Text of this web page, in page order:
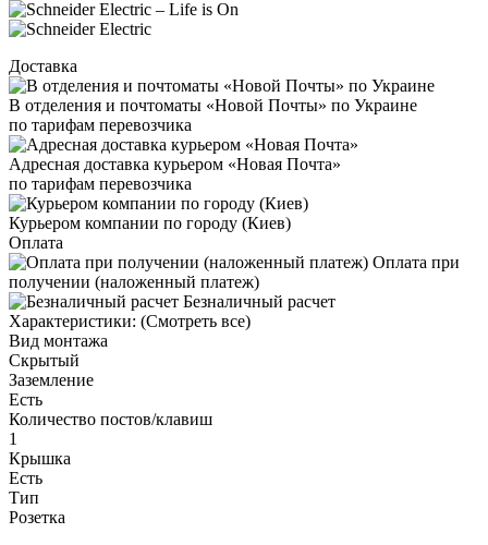
Доставка
В отделения и почтоматы «Новой Почты» по Украине
по тарифам перевозчика
Адресная доставка курьером «Новая Почта»
по тарифам перевозчика
Курьером компании по городу (Киев)
Оплата
Оплата при
получении (наложенный платеж)
Безналичный расчет
Характеристики: (Смотреть все)
Вид монтажа
Скрытый
Заземление
Есть
Количество постов/клавиш
1
Крышка
Есть
Тип
Розетка